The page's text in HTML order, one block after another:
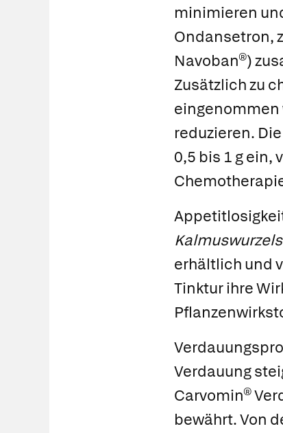
minimieren
Ondansetron,
Navoban®)
Zusätzlich zu
eingenommen
reduzieren.
0,5 bis 1 g ein,
erhältlich und
Tinktur ihre
Verdauung
Carvomin®
bewährt. Von